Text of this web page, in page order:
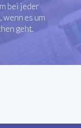
bei jeder
es um
geht.